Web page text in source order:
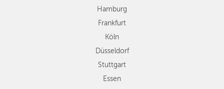
DRESDEN
NÜRNBERG
Essen
Dresden
Nürnberg
Wien
Zürich
Hamburg
Frankfurt
Köln
Düsseldorf
Stuttgart
Essen